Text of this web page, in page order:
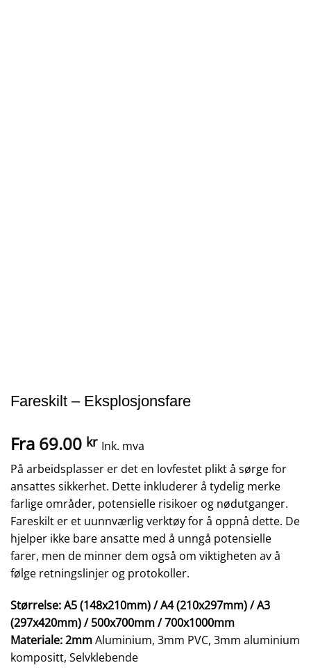
Fareskilt – Eksplosjonsfare
Fra 69.00 kr Ink. mva
På arbeidsplasser er det en lovfestet plikt å sørge for
ansattes sikkerhet. Dette inkluderer å tydelig merke
farlige områder, potensielle risikoer og nødutganger.
Fareskilt er et uunnværlig verktøy for å oppnå dette. De
hjelper ikke bare ansatte med å unngå potensielle
farer, men de minner dem også om viktigheten av å
følge retningslinjer og protokoller.
Størrelse: A5 (148x210mm) / A4 (210x297mm) / A3
(297x420mm) / 500x700mm / 700x1000mm
Materiale: 2mmAluminium, 3mm PVC, 3mm aluminium
kompositt, Selvklebende